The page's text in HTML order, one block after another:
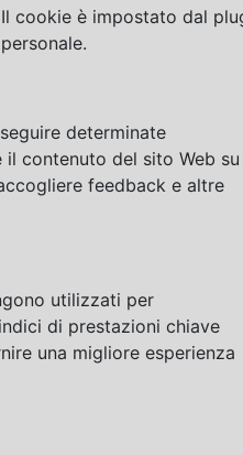
Il cookie è impostato dal
personale.
determinate
contenuto del sito Web su
feedback e altre
utilizzati per
di prestazioni chiave
una migliore esperienza